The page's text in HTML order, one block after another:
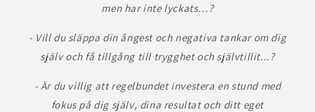
men har inte lyckats…?
- Vill du släppa din ångest och negativa tankar om dig
själv och få tillgång till trygghet och självtillit...?
- Är du villig att regelbundet investera en stund med
fokus på dig själv, dina resultat och ditt eget